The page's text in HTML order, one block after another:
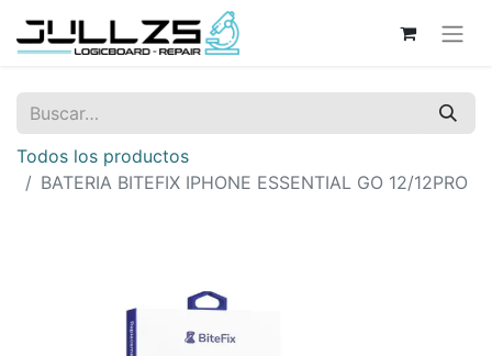
Todos los productos
BATERIA BITEFIX IPHONE ESSENTIAL GO 12/12PRO